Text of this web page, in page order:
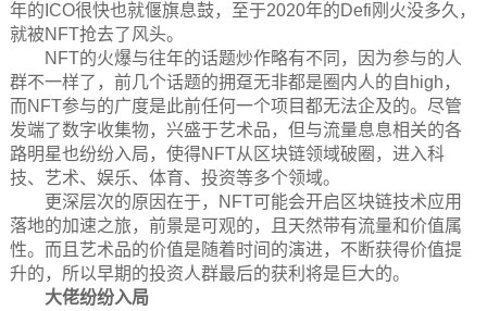
年的ICO很快也就偃旗息鼓，至于2020年的Defi刚火没多久，
就被NFT抢去了风头。
NFT的火爆与往年的话题炒作略有不同，因为参与的人
群不一样了，前几个话题的拥趸无非都是圈内人的自high，
而NFT参与的广度是此前任何一个项目都无法企及的。尽管
发端了数字收集物，兴盛于艺术品，但与流量息息相关的各
路明星也纷纷入局，使得NFT从区块链领域破圈，进入科
技、艺术、娱乐、体育、投资等多个领域。
更深层次的原因在于，NFT可能会开启区块链技术应用
落地的加速之旅，前景是可观的，且天然带有流量和价值属
性。而且艺术品的价值是随着时间的演进，不断获得价值提
升的，所以早期的投资人群最后的获利将是巨大的。
大佬纷纷入局